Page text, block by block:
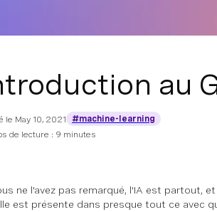
au
le May 10, 2021
#machine-learning
de lecture : 9 minutes
ne l'avez pas remarqué, l'IA est partout,
est présente dans presque tout ce avec